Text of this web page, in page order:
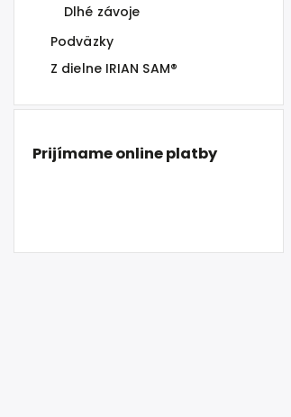
Dlhé závoje
Podväzky
Z dielne IRIAN SAM®
Prijímame online platby